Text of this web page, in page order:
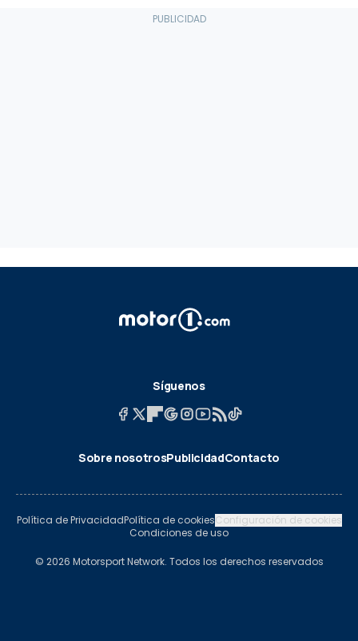
Síguenos
Sobre nosotrosPublicidadContacto
Política de PrivacidadPolítica de cookiesConfiguración de cookies
Condiciones de uso
© 2026 Motorsport Network. Todos los derechos reservados